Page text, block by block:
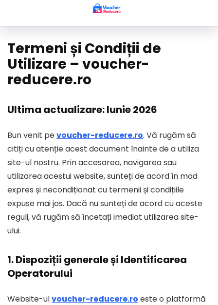
Termeni și Condiții de
Utilizare – voucher-
reducere.ro
Ultima actualizare: Iunie 2026
Bun venit pevoucher-reducere.ro. Vă rugăm să
citiți cu atenție acest document înainte de a utiliza
site-ul nostru. Prin accesarea, navigarea sau
utilizarea acestui website, sunteți de acord în mod
expres și necondiționat cu termenii și condițiile
expuse mai jos. Dacă nu sunteți de acord cu aceste
reguli, vă rugăm să încetați imediat utilizarea site-
ului.
1. Dispoziții generale și Identificarea
Operatorului
Website-ulvoucher-reducere.ro este o platformă